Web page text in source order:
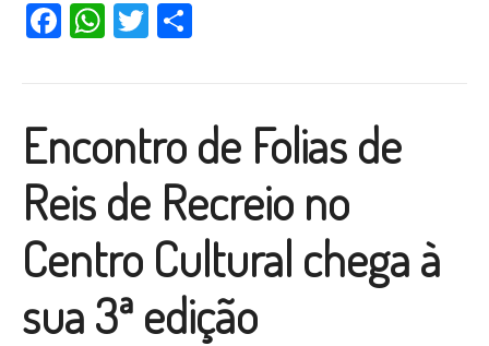
Facebook
WhatsApp
Twitter
Encontro de Folias de
Reis de Recreio no
Centro Cultural chega à
sua 3ª edição